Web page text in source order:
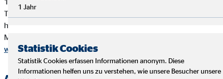
Tel. 0180 / 6005850 (20 Cent/Anruf aus dem dt. Festnetz,
höchstens 60 Cent/Anruf aus Mobilfunknetzen)
Mail
www.dihk.de, www.vermittlerregister.info
1 Jahr
Statistik Cookies
Statistik Cookies erfassen Informationen anonym. Diese
Informationen helfen uns zu verstehen, wie unsere Besucher unsere